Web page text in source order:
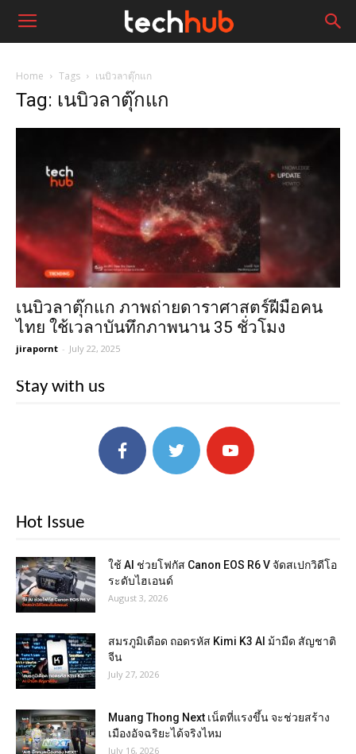
Home Tags เนบิวลาตุ๊กแก
Tag: เนบิวลาตุ๊กแก
เนบิวลาตุ๊กแก ภาพถ่ายดาราศาสตร์ฝีมือคน
ไทย ใช้เวลาบันทึกภาพนาน 35 ชั่วโมง
jirapornt - July 22, 2025
Stay with us
Hot Issue
ใช้ AI ช่วยโฟกัส Canon EOS R6 V จัดสเปกวิดีโอ
ระดับไฮเอนด์
August 3, 2026
สมรภูมิเดือด ถอดรหัส Kimi K3 AI ม้ามืด สัญชาติ
จีน
July 27, 2026
Muang Thong Next เน็ตที่แรงขึ้น จะช่วยสร้าง
เมืองอัจฉริยะได้จริงไหม
July 16, 2026